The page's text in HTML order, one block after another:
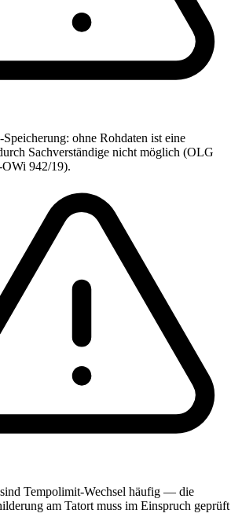
Speicherung: ohne Rohdaten ist eine
Sachverständige nicht möglich (OLG
942/19).
Tempolimit-Wechsel häufig — die
am Tatort muss im Einspruch geprüft